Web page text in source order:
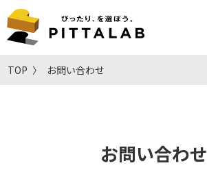
TOP お問い合わせ
お問い合わせ